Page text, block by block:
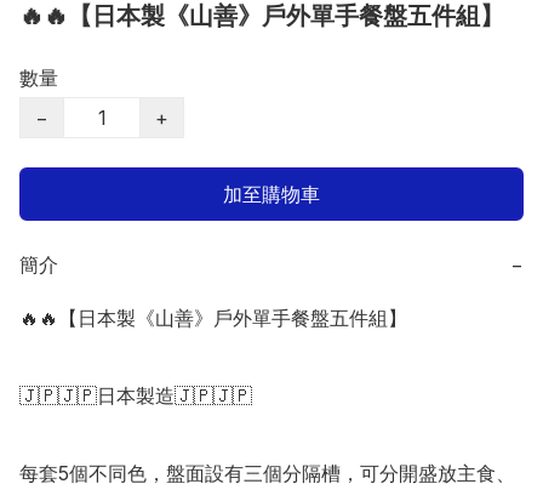
🔥🔥【日本製《山善》戶外單手餐盤五件組】
數量
−
+
加至購物車
簡介 −
🔥🔥【日本製《山善》戶外單手餐盤五件組】
🇯🇵🇯🇵日本製造🇯🇵🇯🇵
每套5個不同色，盤面設有三個分隔槽，可分開盛放主食、